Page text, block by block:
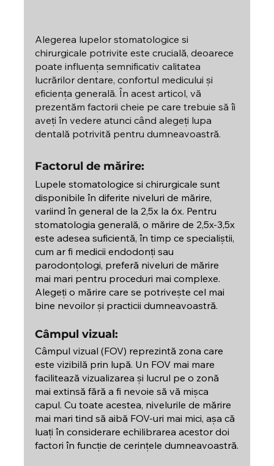
Alegerea lupelor stomatologice si
chirurgicale potrivite este crucială, deoarece
poate influența semnificativ calitatea
lucrărilor dentare, confortul medicului și
eficiența generală. În acest articol, vă
prezentăm factorii cheie pe care trebuie să îi
aveți în vedere atunci când alegeți lupa
dentală potrivită pentru dumneavoastră.
Factorul de mărire:
Lupele stomatologice si chirurgicale sunt
disponibile în diferite niveluri de mărire,
variind în general de la 2,5x la 6x. Pentru
stomatologia generală, o mărire de 2,5x-3,5x
este adesea suficientă, în timp ce specialiștii,
cum ar fi medicii endodonți sau
parodonțologi, preferă niveluri de mărire
mai mari pentru proceduri mai complexe.
Alegeți o mărire care se potrivește cel mai
bine nevoilor și practicii dumneavoastră.
Câmpul vizual:
Câmpul vizual (FOV) reprezintă zona care
este vizibilă prin lupă. Un FOV mai mare
facilitează vizualizarea și lucrul pe o zonă
mai extinsă fără a fi nevoie să vă mișca
capul. Cu toate acestea, nivelurile de mărire
mai mari tind să aibă FOV-uri mai mici, așa că
luați în considerare echilibrarea acestor doi
factori în funcție de cerințele dumneavoastră.